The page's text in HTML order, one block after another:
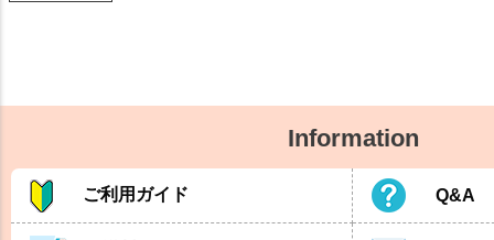
Information
ご利用ガイド Q&A